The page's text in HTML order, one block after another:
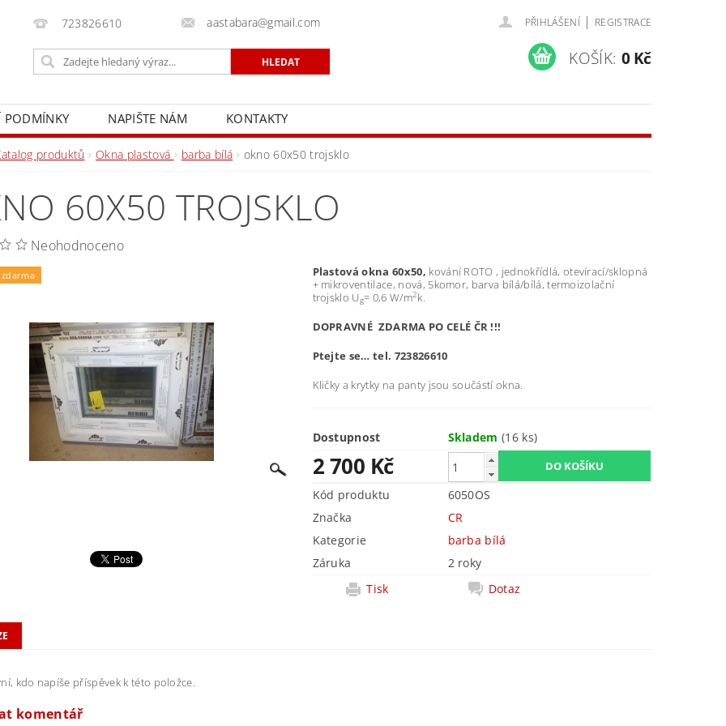
723826610 aastabara@gmail.com PŘIHLÁŠENÍ | REGISTRACE
KOŠÍK: 0 Kč
NAPIŠTE NÁM KONTAKTY
produktů Okna plastová barba bílá okno 60x50 trojsklo
60X50 TROJSKLO
Neohodnoceno
Plastová okna 60x50, kování ROTO , jednokřídlá, otevírací/sklopná
+ mikroventilace, nová, 5komor, barva bílá/bílá, termoizolační
trojsklo Ug= 0,6 W/m2k.
DOPRAVNÉ ZDARMA PO CELÉ ČR !!!
Ptejte se… tel. 723826610
Kličky a krytky na panty jsou součástí okna.
Dostupnost Skladem(16 ks)
2 700 Kč
Kód produktu
6050OS
Značka
CR
Kategorie
barba bílá
Záruka
2 roky
Tisk
Dotaz
kdo napíše příspěvek k této položce.
komentář